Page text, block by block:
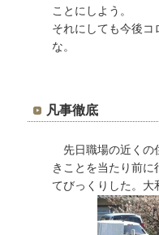
ことにしよう。
それにしても今後コ
な。
凡事徹底
先日職場の近くの
きことを当たり前
てびっくりした。大